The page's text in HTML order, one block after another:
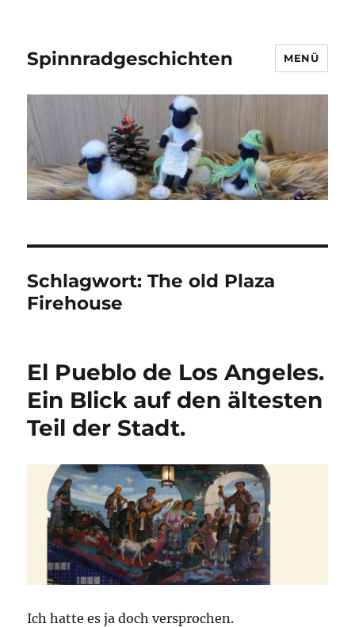
Spinnradgeschichten MENÜ
Schlagwort:The old Plaza
Firehouse
El Pueblo de Los Angeles.
Ein Blick auf den ältesten
Teil der Stadt.
Ich hatte es ja doch versprochen.